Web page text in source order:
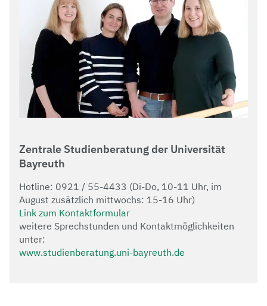
Zentrale Studienberatung der Universität
Bayreuth
Hotline: 0921 / 55-4433 (Di-Do, 10-11 Uhr, im
August zusätzlich mittwochs: 15-16 Uhr)
Link zum Kontaktformular
weitere Sprechstunden und Kontaktmöglichkeiten
unter:
www.studienberatung.uni-bayreuth.de